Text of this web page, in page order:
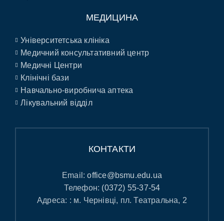
МЕДИЦИНА
Університетська клініка
Медичний консультативний центр
Медичні Центри
Клінічні бази
Навчально-виробнича аптека
Лікувальний відділ
КОНТАКТИ
Email:office@bsmu.edu.ua
Телефон: (0372) 55-37-54
Адреса: : м. Чернівці, пл. Театральна, 2